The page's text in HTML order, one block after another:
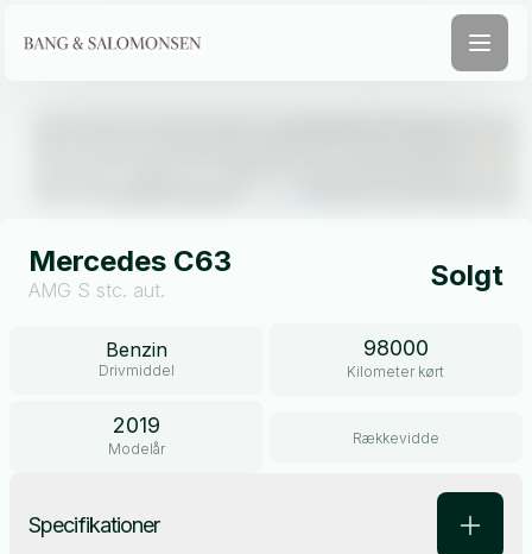
Mercedes C63
AMG S stc. aut. Solgt
Benzin
Drivmiddel
98000
Kilometer kørt
2019
Modelår
Rækkevidde
Specifikationer